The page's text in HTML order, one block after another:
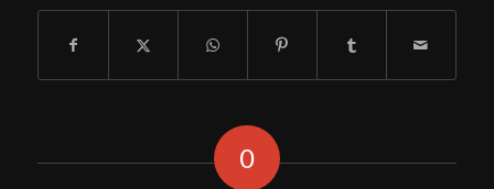
0